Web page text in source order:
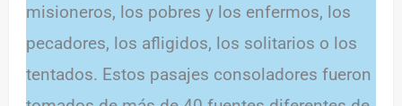
misioneros, los pobres y los enfermos, los
pecadores, los afligidos, los solitarios o los
tentados. Estos pasajes consoladores fueron